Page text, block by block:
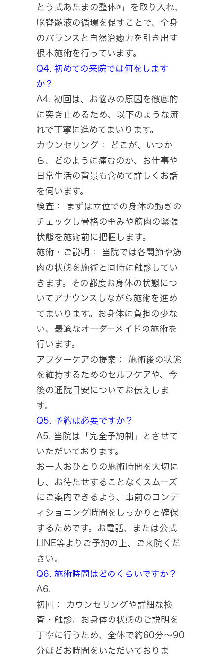
とう式あたまの整体®」を取り入れ、
脳脊髄液の循環を促すことで、全身
のバランスと自然治癒力を引き出す
根本施術を行っています。
Q4. 初めての来院では何をします
か？
A4. 初回は、お悩みの原因を徹底的
に突き止めるため、以下のような流
れで丁寧に進めてまいります。
カウンセリング： どこが、いつか
ら、どのように痛むのか、お仕事や
日常生活の背景も含めて詳しくお話
を伺います。
検査： まずは立位での身体の動きの
チェックし骨格の歪みや筋肉の緊張
状態を施術前に把握します。
施術・ご説明： 当院では各関節や筋
肉の状態を施術と同時に触診してい
きます。その都度お身体の状態につ
いてアナウンスしながら施術を進め
てまいります。お身体に負担の少な
い、最適なオーダーメイドの施術を
行います。
アフターケアの提案： 施術後の状態
を維持するためのセルフケアや、今
後の通院目安についてお伝えしま
す。
Q5. 予約は必要ですか？
A5. 当院は「完全予約制」とさせて
いただいております。
お一人おひとりの施術時間を大切に
し、お待たせすることなくスムーズ
にご案内できるよう、事前のコンデ
ィショニング時間をしっかりと確保
するためです。お電話、または公式
LINE等よりご予約の上、ご来院くだ
さい。
Q6. 施術時間はどのくらいですか？
A6.
初回： カウンセリングや詳細な検
査・触診、お身体の状態のご説明を
丁寧に行うため、全体で約60分〜90
分ほどお時間をいただいておりま